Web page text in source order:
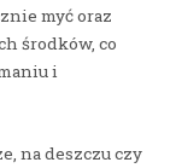
myć oraz
środków, co
i
na deszczu czy